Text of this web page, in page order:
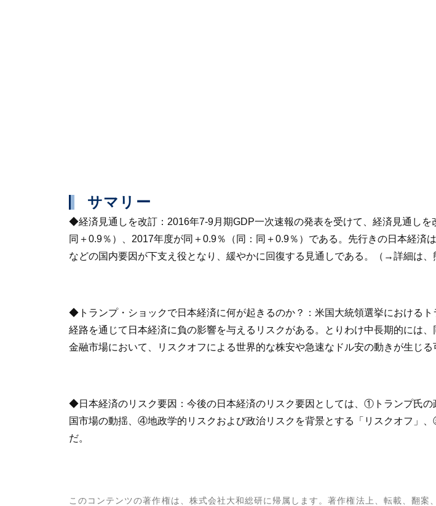
サマリー
◆経済見通しを改訂 ：2016年7-9月期GDP一次速報の発表を受けて、経済見通し
同＋0.9％）、2017年度が同＋0.9％（同：同＋0.9％）である。先行きの日本経
などの国内要因が下支え役となり、緩やかに回復する見通しである。（→詳細は
◆ トランプ・ショックで日本経済に何が起きるのか？
：米国大統領選挙における
経路を通じて日本経済に負の影響を与えるリスクがある。とりわけ中長期的には
金融市場において、リスクオフによる世界的な株安や急速なドル安の動きが生じる
◆日本経済のリスク要因 ：今後の日本経済のリスク要因としては、①トランプ氏
国市場の動揺、④地政学的リスクおよび政治リスクを背景とする「リスクオフ」
だ。
このコンテンツの著作権は、株式会社大和総研に帰属します。著作権法上、転載、翻